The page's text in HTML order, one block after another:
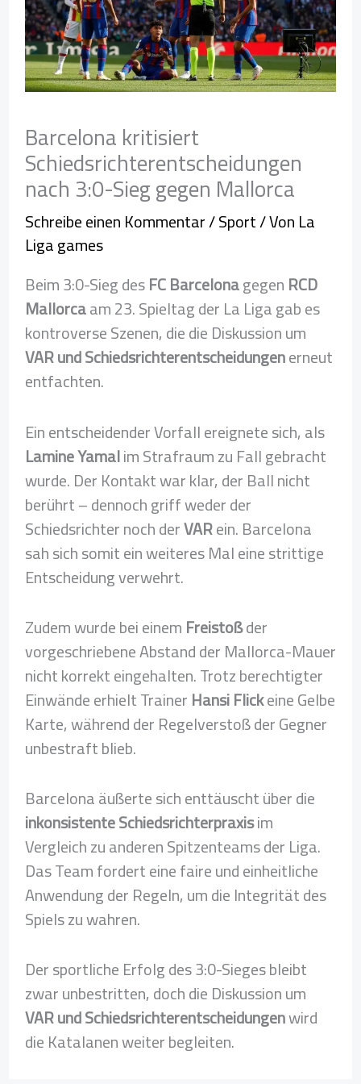
Barcelona kritisiert
Schiedsrichterentscheidungen
nach 3:0-Sieg gegen Mallorca
Schreibe einen Kommentar/Sport/ VonLa
Liga games
Beim 3:0-Sieg desFC BarcelonagegenRCD
Mallorcaam 23. Spieltag der La Liga gab es
kontroverse Szenen, die die Diskussion um
VAR und Schiedsrichterentscheidungenerneut
entfachten.
Ein entscheidender Vorfall ereignete sich, als
Lamine Yamalim Strafraum zu Fall gebracht
wurde. Der Kontakt war klar, der Ball nicht
berührt – dennoch griff weder der
Schiedsrichter noch derVARein. Barcelona
sah sich somit ein weiteres Mal eine strittige
Entscheidung verwehrt.
Zudem wurde bei einemFreistoßder
vorgeschriebene Abstand der Mallorca-Mauer
nicht korrekt eingehalten. Trotz berechtigter
Einwände erhielt TrainerHansi Flickeine Gelbe
Karte, während der Regelverstoß der Gegner
unbestraft blieb.
Barcelona äußerte sich enttäuscht über die
inkonsistente Schiedsrichterpraxisim
Vergleich zu anderen Spitzenteams der Liga.
Das Team fordert eine faire und einheitliche
Anwendung der Regeln, um die Integrität des
Spiels zu wahren.
Der sportliche Erfolg des 3:0-Sieges bleibt
zwar unbestritten, doch die Diskussion um
VAR und Schiedsrichterentscheidungenwird
die Katalanen weiter begleiten.